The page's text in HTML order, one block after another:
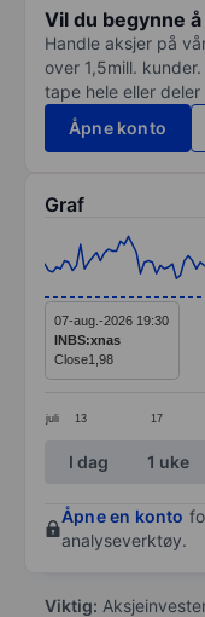
Vil du begynne
Handle aksjer på
over 1,5mill.
tape hele eller
Åpne konto
Graf
Line chart with
The chart has 1
The chart has 1
juli 13 17
07-aug.-2026 19:30
INBS:xnas
Close1,98
End of
I dag 1 uke
Åpne en konto
analyseverktøy.
Viktig: